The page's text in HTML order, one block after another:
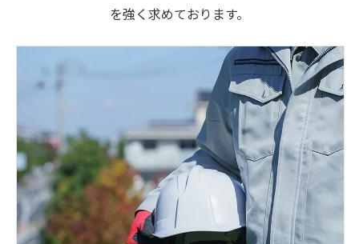
を強く求めております。